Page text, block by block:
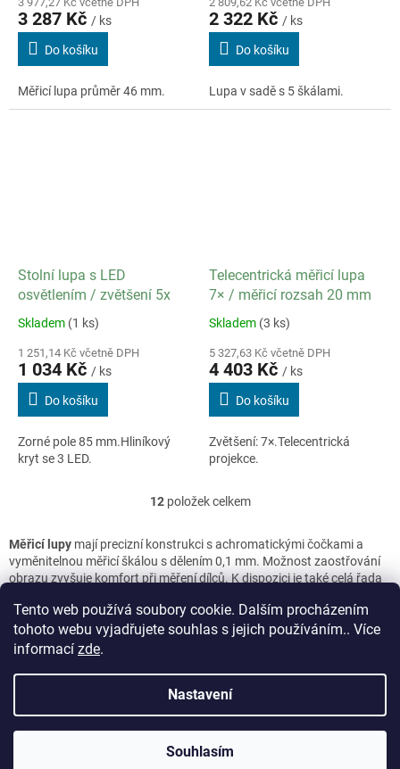
Tento web používá soubory cookie. Dalším procházením
tohoto webu vyjadřujete souhlas s jejich používáním.. Více
informací zde.
Nastavení
Souhlasím
3 287 Kč / ks
Do košíku
Měřicí lupa průměr 46 mm.
2 322 Kč / ks
Do košíku
Lupa v sadě s 5 škálami.
Stolní lupa s LED
osvětlením / zvětšení 5x
Skladem (1 ks)
1 251,14 Kč včetně DPH
1 034 Kč / ks
Do košíku
Zorné pole 85 mm.Hliníkový
kryt se 3 LED.
Telecentrická měřicí lupa
7× / měřicí rozsah 20 mm
Skladem (3 ks)
5 327,63 Kč včetně DPH
4 403 Kč / ks
Do košíku
Zvětšení: 7×.Telecentrická
projekce.
O
l
á
d
c
í
v
k
y
v
ý
p
12položek celkem
Měřicí lupy mají precizní konstrukci s achromatickými čočkami a
vyměnitelnou měřicí škálou s dělením 0,1 mm. Možnost zaostřování
obrazu zvyšuje komfort při měření dílců. K dispozici je také celá řada
tloušťky, úhlu, profilu závitu apod.
Copyright 2026E-shop WHP TECHNIK. Všechna práva
vyhrazena.